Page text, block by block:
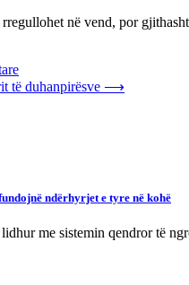
në vend, por
të duhanpirësve ⟶
ndërhyrjet e tyre në kohë
me sistemin qendror të